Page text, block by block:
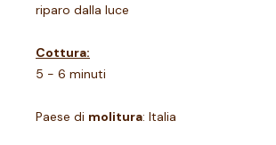
riparo dalla luce
Cottura:
5 - 6 minuti
Paese di molitura: Italia